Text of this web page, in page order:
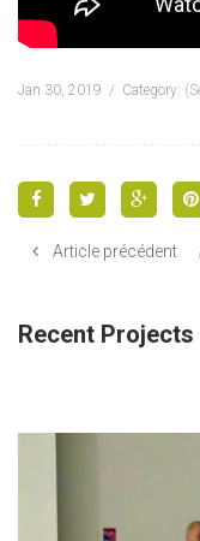
Jan 30, 2019 Category:
Article précédent
Recent Projects